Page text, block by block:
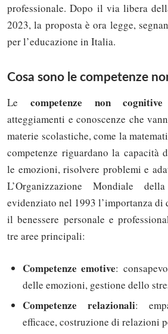
professionale. Dopo il via libera
2023, la proposta è ora legge,
per l’educazione in Italia.
Cosa sono le competenze
Le competenze non cognitive
atteggiamenti e conoscenze che
materie scolastiche, come la
competenze riguardano la capacità
le emozioni, risolvere problemi e
L’Organizzazione Mondiale
evidenziato nel 1993 l’importanza di
il benessere personale e
tre aree principali:
Competenze emotive:
delle emozioni, gestione dello
Competenze relazionali:
efficace, costruzione di relazioni